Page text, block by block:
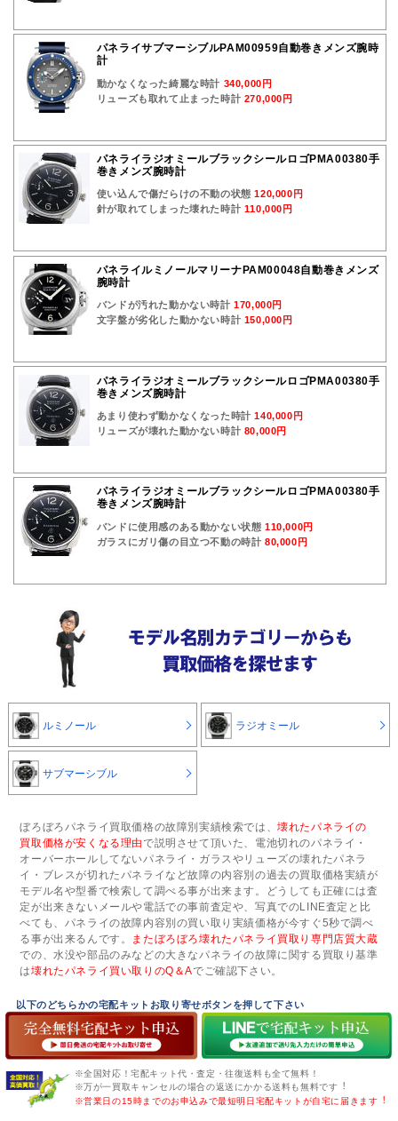
パネライサブマーシブルPAM00959自動巻きメンズ腕時
計
動かなくなった綺麗な時計 340,000円
リューズも取れて止まった時計 270,000円
パネライラジオミールブラックシールロゴPMA00380手
巻きメンズ腕時計
使い込んで傷だらけの不動の状態120,000円
針が取れてしまった壊れた時計 110,000円
パネライルミノールマリーナPAM00048自動巻きメンズ
腕時計
バンドが汚れた動かない時計170,000円
文字盤が劣化した動かない時計 150,000円
パネライラジオミールブラックシールロゴPMA00380手
巻きメンズ腕時計
あまり使わず動かなくなった時計140,000円
リューズが壊れた動かない時計 80,000円
パネライラジオミールブラックシールロゴPMA00380手
巻きメンズ腕時計
バンドに使用感のある動かない状態110,000円
ガラスにガリ傷の目立つ不動の時計80,000円
ルミノール ラジオミール
サブマーシブル
ぼろぼろパネライ買取価格の故障別実績検索では、壊れたパネライの
買取価格が安くなる理由で説明させて頂いた、電池切れのパネライ・
オーバーホールしてないパネライ・ガラスやリューズの壊れたパネラ
イ・ブレスが切れたパネライなど故障の内容別の過去の買取価格実績が
モデル名や型番で検索して調べる事が出来ます。どうしても正確には査
定が出来きないメールや電話での事前査定や、写真でのLINE査定と比
べても、パネライの故障内容別の買い取り実績価格が今すぐ5秒で調べ
る事が出来るんです。
またぼろぼろ壊れたパネライ買取り専門店質大蔵
での、水没や部品のみなどの大きなパネライの故障に関する買取り基準
は壊れたパネライ買い取りのQ＆Aでご確認下さい。
以下のどちらかの宅配キットお取り寄せボタンを押して下さい
※全国対応！宅配キット代・査定・往復送料も全て無料！
※万が一買取キャンセルの場合の返送にかかる送料も無料です︕
※営業日の15時までのお申込みで最短明日宅配キットが自宅に届きます︕